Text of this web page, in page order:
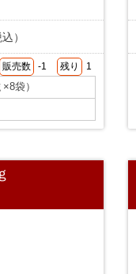
）
販売数 -1 残り 1
袋）